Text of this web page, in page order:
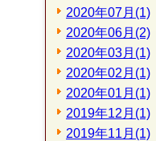
2020年07月(1)
2020年06月(2)
2020年03月(1)
2020年02月(1)
2020年01月(1)
2019年12月(1)
2019年11月(1)